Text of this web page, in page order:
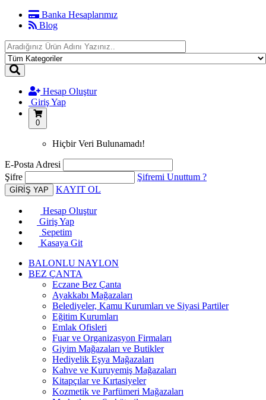
Banka Hesaplarımız
Blog
Hesap Oluştur
Giriş Yap
0
Hiçbir Veri Bulunamadı!
E-Posta Adresi
Şifre
Şifremi Unuttum ?
KAYIT OL
Hesap Oluştur
Giriş Yap
Sepetim
Kasaya Git
BALONLU NAYLON
BEZ ÇANTA
Eczane Bez Çanta
Ayakkabı Mağazaları
Belediyeler, Kamu Kurumları ve Siyasi Partiler
Eğitim Kurumları
Emlak Ofisleri
Fuar ve Organizasyon Firmaları
Giyim Mağazaları ve Butikler
Hediyelik Eşya Mağazaları
Kahve ve Kuruyemiş Mağazaları
Kitapçılar ve Kırtasiyeler
Kozmetik ve Parfümeri Mağazaları